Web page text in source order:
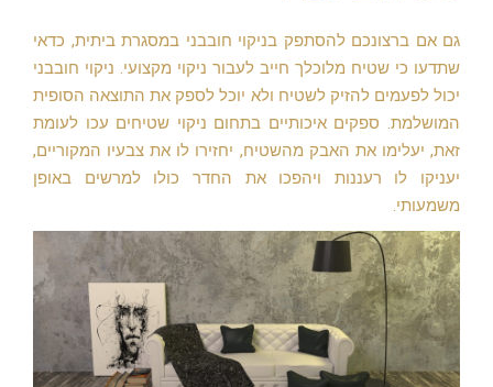
גם אם ברצונכם להסתפק בניקוי חובבני במסגרת ביתית, כדאי
שתדעו כי שטיח מלוכלך חייב לעבור ניקוי מקצועי. ניקוי חובבני
יכול לפעמים להזיק לשטיח ולא יוכל לספק את התוצאה הסופית
המושלמת. ספקים איכותיים בתחום ניקוי שטיחים עכו לעומת
זאת, יעלימו את האבק מהשטיח, יחזירו לו את צבעיו המקוריים,
יעניקו לו רעננות ויהפכו את החדר כולו למרשים באופן
משמעותי.